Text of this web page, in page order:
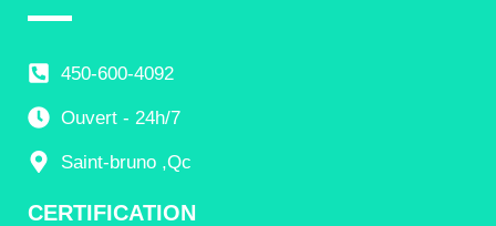
450-600-4092
Ouvert - 24h/7
Saint-bruno ,Qc
CERTIFICATION